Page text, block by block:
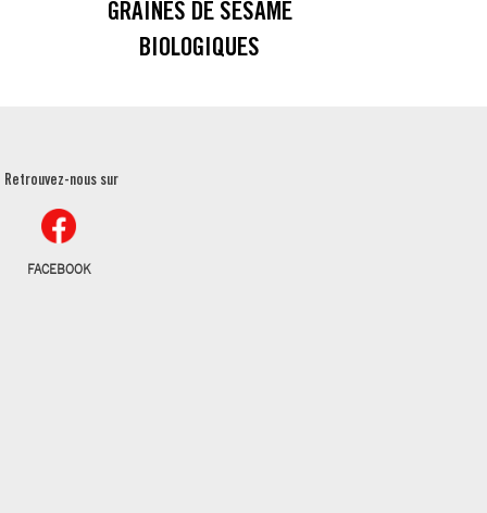
GRAINES DE SÉSAME
BIOLOGIQUES
Retrouvez-nous sur
FACEBOOK